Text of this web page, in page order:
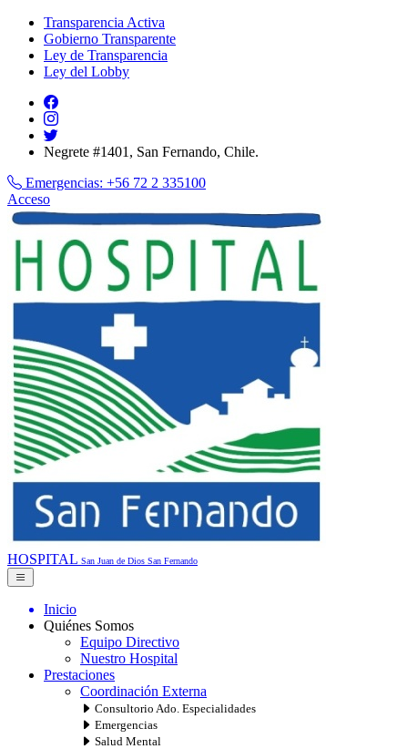
Transparencia Activa
Gobierno Transparente
Ley de Transparencia
Ley del Lobby
Negrete #1401, San Fernando, Chile.
Emergencias: +56 72 2 335100
Acceso
HOSPITAL San Juan de Dios San Fernando
Inicio
Quiénes Somos
Equipo Directivo
Nuestro Hospital
Prestaciones
Coordinación Externa
Consultorio Ado. Especialidades
Emergencias
Salud Mental